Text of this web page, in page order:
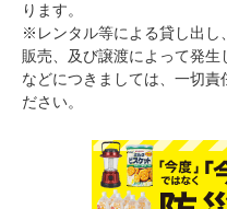
ります。
※レンタル等による貸し出し
販売、及び譲渡によって発
などにつきましては、一切責
ださい。